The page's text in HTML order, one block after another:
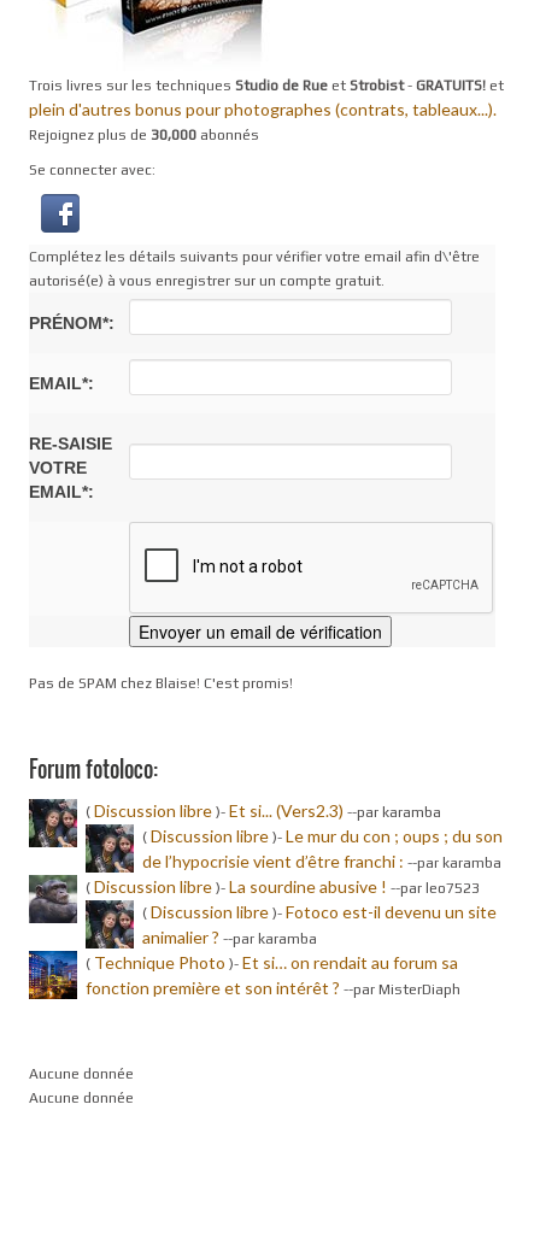
Trois livres sur les techniques Studio de Rue et Strobist- GRATUITS! et
plein d'autres bonus pour photographes (contrats, tableaux...).
Rejoignez plus de 30,000 abonnés
Se connecter avec:
Complétez les détails suivants pour vérifier votre email afin d\'être
autorisé(e) à vous enregistrer sur un compte gratuit.
PRÉNOM*:
EMAIL*:
RE-SAISIE
VOTRE
EMAIL*:
Pas de SPAM chez Blaise! C'est promis!
Forum fotoloco:
( Discussion libre )- Et si... (Vers2.3) --par karamba
( Discussion libre )- Le mur du con ; oups ; du son
de l’hypocrisie vient d’être franchi : --par karamba
( Discussion libre )- La sourdine abusive ! --par leo7523
( Discussion libre )- Fotoco est-il devenu un site
animalier ? --par karamba
( Technique Photo )- Et si… on rendait au forum sa
fonction première et son intérêt ? --par MisterDiaph
Aucune donnée
Aucune donnée